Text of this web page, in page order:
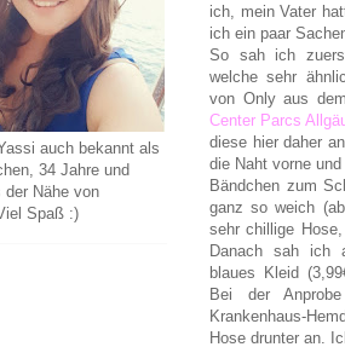
ich, mein Vater
ich ein paar
So sah ich
welche sehr
von Only aus
Center Parcs
diese hier daher
die Naht vorne
Bändchen zum
ganz so weich
sehr chillige
Danach sah ich
blaues Kleid
Bei der
Krankenhaus-
Hose drunter an.
auch bekannt als
34 Jahre und
der Nähe von
Spaß :)